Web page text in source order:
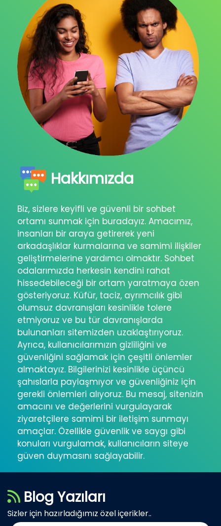
Hakkımızda
Biz, sizlere keyifli ve güvenli bir sohbet
ortamı sunmak için buradayız. Amacımız,
insanları bir araya getirerek yeni
arkadaşlıklar kurmalarına ve samimi ilişkiler
geliştirmelerine yardımcı olmaktır. Sohbet
odalarımızda herkesin kendini rahat
hissedebileceği bir ortam yaratmaya özen
gösteriyoruz. Küfür, taciz, ayrımcılık gibi
olumsuz davranışları kesinlikle tolere
etmiyoruz ve bu tür davranışlarda
bulunanları sitemizden uzaklaştırıyoruz.
Ayrıca, kullanıcılarımızın gizliliğini ve
güvenliğini sağlamak için çeşitli önlemler
almaktayız. Bilgilerinizi kesinlikle üçüncü
şahıslarla paylaşmıyor ve güvenliğiniz için
gerekli önlemleri alıyoruz. Bu mesaj, sitenizin
amacını ve değerlerini vurgulayarak
ziyaretçilere samimi bir iletişim sunmayı
amaçlar. Özellikle güvenlik ve saygı gibi
konuları vurgulamak, kullanıcıların siteye
güven duymasını sağlayabilir.
Blog Yazıları
Sizler için hazırladığımız özel içerikler..